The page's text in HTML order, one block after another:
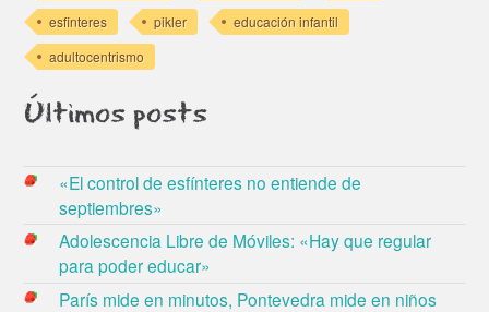
esfinteres
pikler
educación infantil
adultocentrismo
Últimos posts
«El control de esfínteres no entiende de
septiembres»
Adolescencia Libre de Móviles: «Hay que regular
para poder educar»
París mide en minutos, Pontevedra mide en niños